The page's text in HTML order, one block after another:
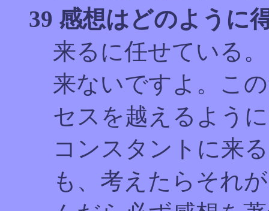
39 感想はどのように
来るに任せている
来ないですよ。こ
セスを越えるよう
コンスタントに来
も、考えたらそれ